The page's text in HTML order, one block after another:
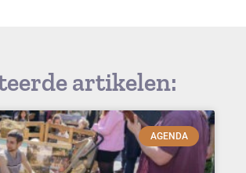
artikelen:
AGENDA